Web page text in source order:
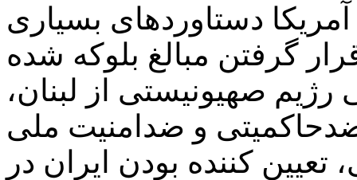
ایران و آمریکا دستاوردهای بسیاری
گرفتن مبالغ بلوکه شده
صهیونیستی از لبنان،
ضدحاکمیتی و ضدامنیت ملی
تعیین کننده بودن ایران در